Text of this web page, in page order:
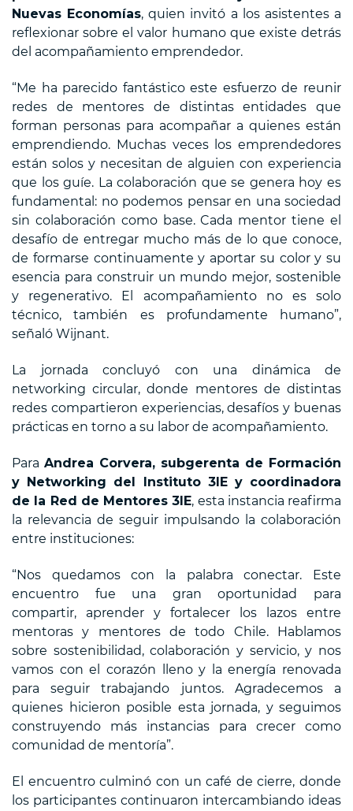
Nuevas Economías, quien invitó a los asistentes a
reflexionar sobre el valor humano que existe detrás
del acompañamiento emprendedor.
“Me ha parecido fantástico este esfuerzo de reunir
redes de mentores de distintas entidades que
forman personas para acompañar a quienes están
emprendiendo. Muchas veces los emprendedores
están solos y necesitan de alguien con experiencia
que los guíe. La colaboración que se genera hoy es
fundamental: no podemos pensar en una sociedad
sin colaboración como base. Cada mentor tiene el
desafío de entregar mucho más de lo que conoce,
de formarse continuamente y aportar su color y su
esencia para construir un mundo mejor, sostenible
y regenerativo. El acompañamiento no es solo
técnico, también es profundamente humano”,
señaló Wijnant.
La jornada concluyó con una dinámica de
networking circular, donde mentores de distintas
redes compartieron experiencias, desafíos y buenas
prácticas en torno a su labor de acompañamiento.
Para Andrea Corvera, subgerenta de Formación
y Networking del Instituto 3IE y coordinadora
de la Red de Mentores 3IE, esta instancia reafirma
la relevancia de seguir impulsando la colaboración
entre instituciones:
“Nos quedamos con la palabra conectar. Este
encuentro fue una gran oportunidad para
compartir, aprender y fortalecer los lazos entre
mentoras y mentores de todo Chile. Hablamos
sobre sostenibilidad, colaboración y servicio, y nos
vamos con el corazón lleno y la energía renovada
para seguir trabajando juntos. Agradecemos a
quienes hicieron posible esta jornada, y seguimos
construyendo más instancias para crecer como
comunidad de mentoría”.
El encuentro culminó con un café de cierre, donde
los participantes continuaron intercambiando ideas